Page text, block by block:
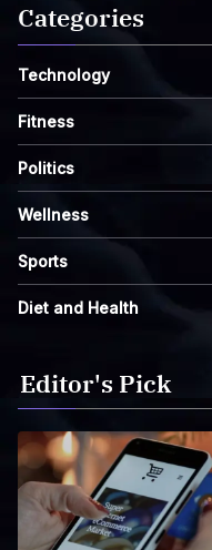
Categories
Technology
Fitness
Politics
Wellness
Sports
Diet and Health
Editor's Pick